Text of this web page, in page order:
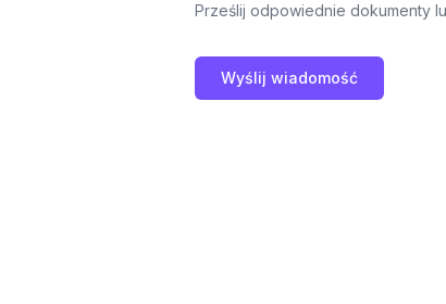
Prześlij odpowiednie dokumenty
Wyślij wiadomość